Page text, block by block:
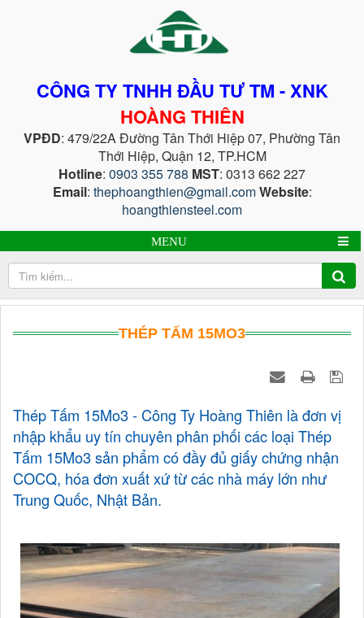
CÔNG TY TNHH ĐẦU TƯ TM - XNK
HOÀNG THIÊN
VPĐD: 479/22A Đường Tân Thới Hiệp 07, Phường Tân
Thới Hiệp, Quận 12, TP.HCM
Hotline: 0903 355 788 MST: 0313 662 227
Email: thephoangthien@gmail.comWebsite:
hoangthiensteel.com
MENU
THÉP TẤM 15MO3
Thép Tấm 15Mo3 - Công Ty Hoàng Thiên là đơn vị
nhập khẩu uy tín chuyên phân phối các loại Thép
Tấm 15Mo3 sản phẩm có đầy đủ giấy chứng nhận
COCQ, hóa đơn xuất xứ từ các nhà máy lớn như
Trung Quốc, Nhật Bản.